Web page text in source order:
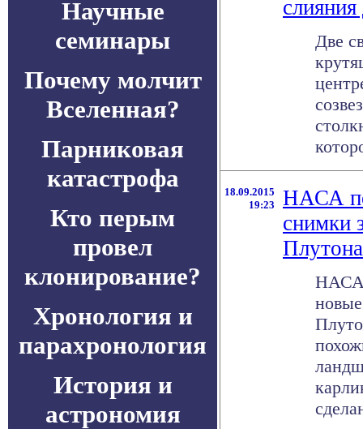
Научные
семинары
Почему молчит
Вселенная?
Парниковая
катастрофа
Кто перым
провел
клонирование?
Хронология и
парахронология
История и
астрономия
Две
18.09.2015
19:23
НАСА
снимки
Плутона
НАСА